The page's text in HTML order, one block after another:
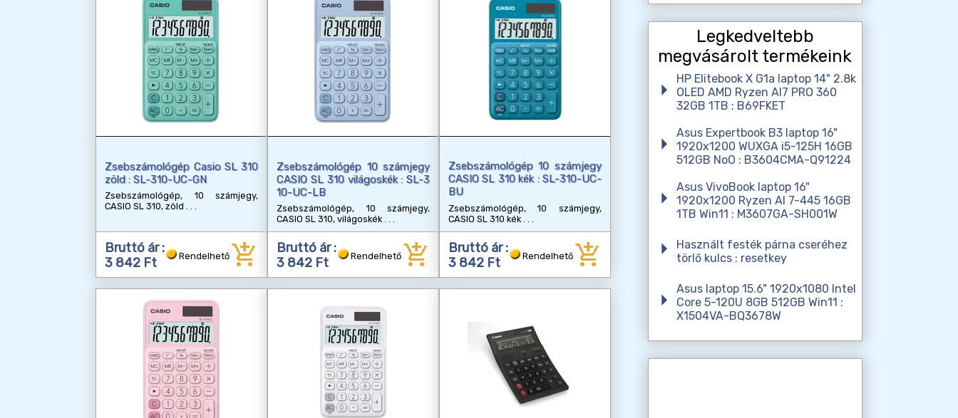
Zsebszámológép Casio SL 310
zöld : SL-310-UC-GN
Zsebszámológép, 10 számjegy,
CASIO SL 310, zöld
Bruttó ár :
3 842 Ft
Rendelhető add_shopping_cart
Zsebszámológép 10 számjegy
CASIO SL 310 világoskék : SL-3
10-UC-LB
Zsebszámológép, 10 számjegy,
CASIO SL 310, világoskék
Bruttó ár :
3 842 Ft
Rendelhető add_shopping_cart
Zsebszámológép 10 számjegy
CASIO SL 310 kék : SL-310-UC-
BU
Zsebszámológép, 10 számjegy,
CASIO SL 310 kék
Bruttó ár :
3 842 Ft
Rendelhető add_shopping_cart
Legkedveltebb
megvásárolt termékeink
HP Elitebook X G1a laptop 14" 2.8k
OLED AMD Ryzen AI7 PRO 360
32GB 1TB : B69FKET
Asus Expertbook B3 laptop 16"
1920x1200 WUXGA i5-125H 16GB
512GB NoO : B3604CMA-Q91224
Asus VivoBook laptop 16"
1920x1200 Ryzen AI 7-445 16GB
1TB Win11 : M3607GA-SH001W
Használt festék párna cseréhez
törlő kulcs : resetkey
Asus laptop 15.6" 1920x1080 Intel
Core 5-120U 8GB 512GB Win11 :
X1504VA-BQ3678W